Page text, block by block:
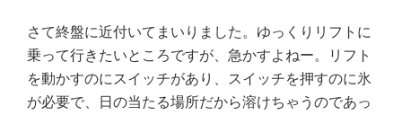
さて終盤に近付いてまいりました。ゆっくりリフトに
乗って行きたいところですが、急かすよねー。リフト
を動かすのにスイッチがあり、スイッチを押すのに氷
が必要で、日の当たる場所だから溶けちゃうのであっ